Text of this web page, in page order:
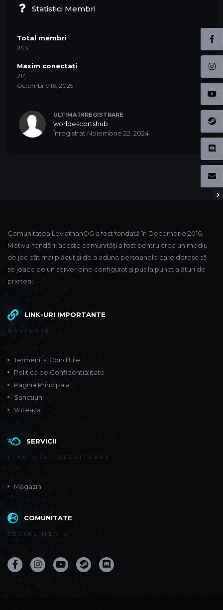
Statistici Membri
Total membri
243
Maxim conectați
214
Octombrie 16, 2025
ULTIMA ÎNREGISTRARE
worldescortshub
Înregistrat Noiembrie 22, 2024
Comunitatea LeviathanOG a fost fondată în Decembrie 2016.
Motivul fondării aceste comunități a fost pentru crea un mediu
de joc cât mai plăcut și de a aduna persoanele care doresc să
se joace pe un server bine configurat și pus la punct alături de
prieteni.
LINK-URI IMPORTANTE
NAVIGARE
Termenii si Conditiile
Politica de Confidentialitate
Pagina Principala
Sanctiuni
Voteaza
SERVICII
LINK-URI FOLOSITOARE
Magazin
COMUNITATE
SOCIAL MEDIA